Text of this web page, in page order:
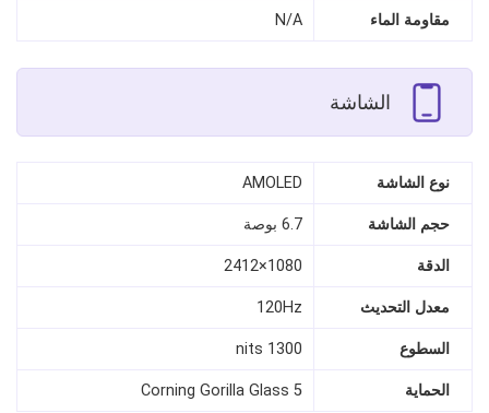
مقاومة الماء N/A
الشاشة
نوع الشاشة AMOLED
حجم الشاشة 6.7 بوصة
الدقة 1080×2412
معدل التحديث 120Hz
السطوع 1300 nits
الحماية Corning Gorilla Glass 5